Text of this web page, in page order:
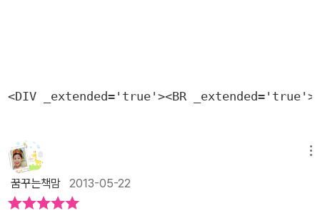
<DIV _extended='true'><BR
꿈꾸는책맘 2013-05-22